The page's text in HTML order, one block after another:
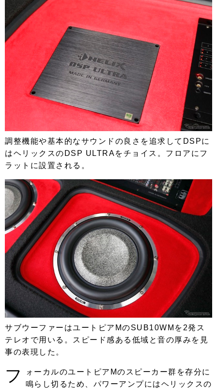
調整機能や基本的なサウンドの良さを追求してDSPに
はヘリックスのDSP ULTRAをチョイス。フロアにフ
ラットに設置される。
サブウーファーはユートピアMのSUB10WMを2発ス
テレオで用いる。スピード感ある低域と音の厚みを見
事の表現した。
フ
ォーカルのユートピアMのスピーカー群を存分に
鳴らし切るため、パワーアンプにはヘリックスの